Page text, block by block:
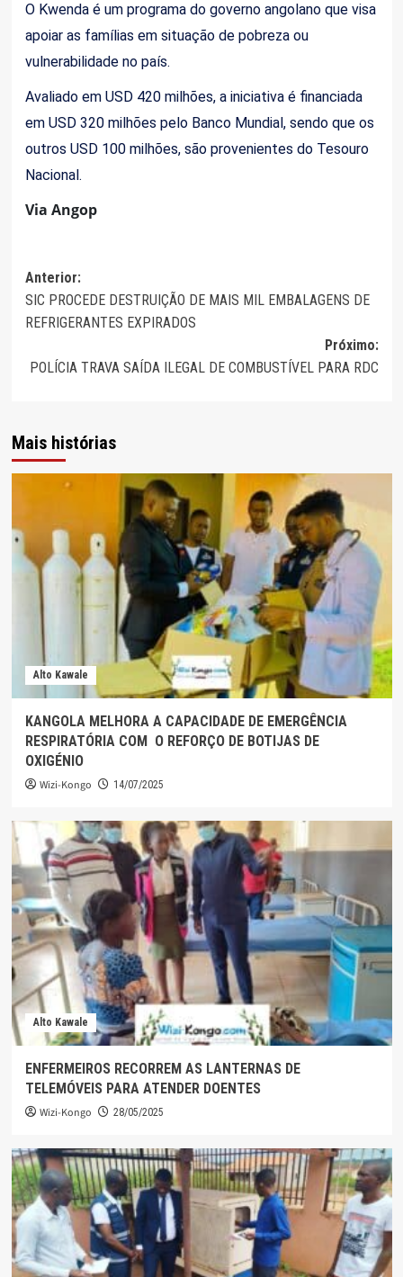
O Kwenda é um programa do governo angolano que visa
apoiar as famílias em situação de pobreza ou
vulnerabilidade no país.
Avaliado em USD 420 milhões, a iniciativa é financiada
em USD 320 milhões pelo Banco Mundial, sendo que os
outros USD 100 milhões, são provenientes do Tesouro
Nacional.
Via Angop
Navegação
de
Anterior:
SIC PROCEDE DESTRUIÇÃO DE MAIS MIL EMBALAGENS DE
REFRIGERANTES EXPIRADOS
Próximo:
POLÍCIA TRAVA SAÍDA ILEGAL DE COMBUSTÍVEL PARA RDC
Mais histórias
Alto Kawale
KANGOLA MELHORA A CAPACIDADE DE EMERGÊNCIA
RESPIRATÓRIA COM O REFORÇO DE BOTIJAS DE
OXIGÉNIO
Wizi-Kongo 14/07/2025
Alto Kawale
ENFERMEIROS RECORREM AS LANTERNAS DE
TELEMÓVEIS PARA ATENDER DOENTES
Wizi-Kongo 28/05/2025